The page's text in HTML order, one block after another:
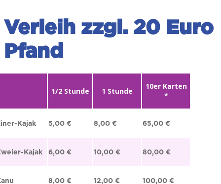
Verleih zzgl. 20 Euro
Pfand
1/2 Stunde 1 Stunde
10er Karten
*
Kajak 5,00 € 8,00 € 65,00 €
Kajak 6,00 € 10,00 € 80,00 €
8,00 € 12,00 € 100,00 €